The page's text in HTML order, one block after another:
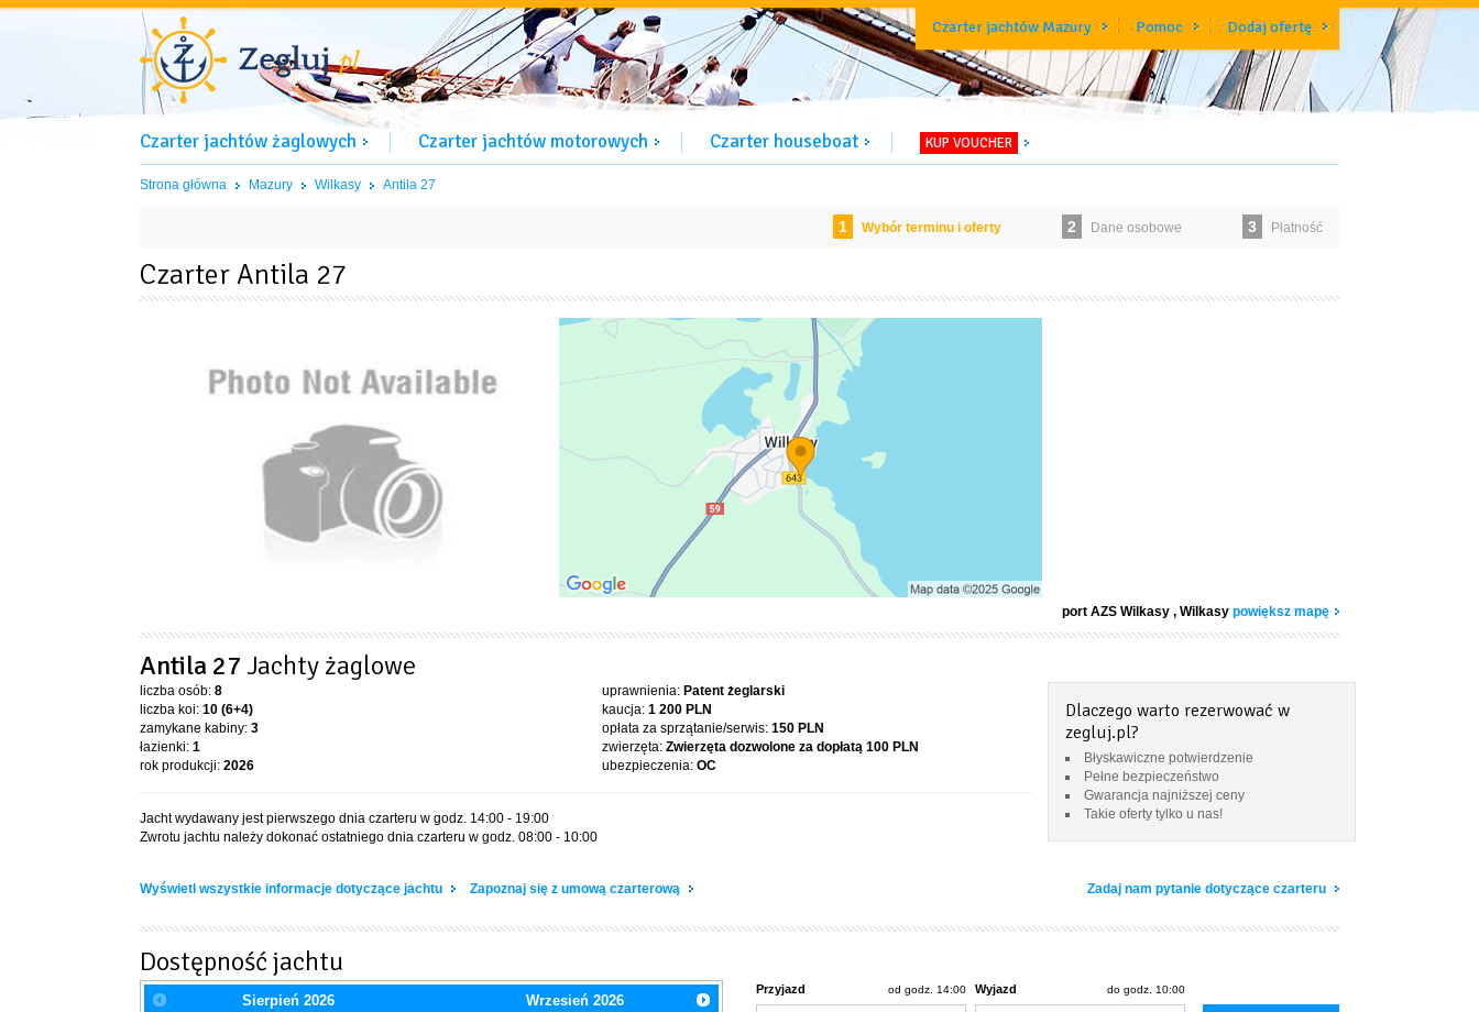
Czarter jachtów Mazury Pomoc Dodaj ofertę
Czarter jachtów żaglowych Czarter jachtów motorowych Czarter houseboat KUP VOUCHER
Strona główna Mazury Wilkasy Antila 27
1 Wybór terminu i oferty 2 Dane osobowe 3 Płatność
Czarter Antila 27
port AZS Wilkasy , Wilkasy powiększ mapę
Antila 27 Jachty żaglowe
liczba osób: 8
liczba koi: 10 (6+4)
zamykane kabiny: 3
łazienki: 1
rok produkcji: 2026
uprawnienia: Patent żeglarski
kaucja: 1 200 PLN
opłata za sprzątanie/serwis: 150 PLN
zwierzęta: Zwierzęta dozwolone za dopłatą 100 PLN
ubezpieczenia: OC
Jacht wydawany jest pierwszego dnia czarteru w godz. 14:00 - 19:00
Zwrotu jachtu należy dokonać ostatniego dnia czarteru w godz. 08:00 - 10:00
Dlaczego warto rezerwować w
zegluj.pl?
Błyskawiczne potwierdzenie
Pełne bezpieczeństwo
Gwarancja najniższej ceny
Takie oferty tylko u nas!
Wyświetl wszystkie informacje dotyczące jachtu Zapoznaj się z umową czarterową Zadaj nam pytanie dotyczące czarteru
Dostępność jachtu
Sierpień 2026 Wrzesień 2026
Przyjazd od godz. 14:00 Wyjazd do godz. 10:00